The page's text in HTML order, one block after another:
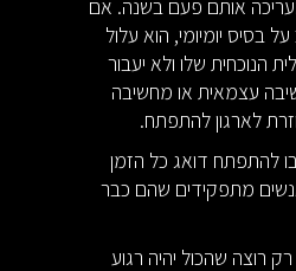
אותם פעם בשנה. אם
יומיומי, הוא עלול
הנוכחית שלו ולא יעבור
עצמאית או מחשיבה
לארגון להתפתח.
להתפתח דואג כל הזמן
אנשים מתפקידים שהם כבר
רוצה שהכול יהיה רגוע